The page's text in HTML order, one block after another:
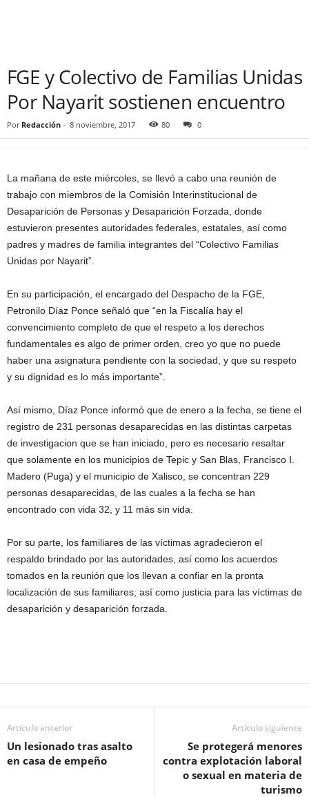
FGE y Colectivo de Familias Unidas
Por Nayarit sostienen encuentro
Por Redacción - 8 noviembre, 2017 80 0
La mañana de este miércoles, se llevó a cabo una reunión de
trabajo con miembros de la Comisión Interinstitucional de
Desaparición de Personas y Desaparición Forzada, donde
estuvieron presentes autoridades federales, estatales, así como
padres y madres de familia integrantes del “Colectivo Familias
Unidas por Nayarit”.
En su participación, el encargado del Despacho de la FGE,
Petronilo Díaz Ponce señaló que “en la Fiscalía hay el
convencimiento completo de que el respeto a los derechos
fundamentales es algo de primer orden, creo yo que no puede
haber una asignatura pendiente con la sociedad, y que su respeto
y su dignidad es lo más importante”.
Así mismo, Díaz Ponce informó que de enero a la fecha, se tiene el
registro de 231 personas desaparecidas en las distintas carpetas
de investigacion que se han iniciado, pero es necesario resaltar
que solamente en los municipios de Tepic y San Blas, Francisco I.
Madero (Puga) y el municipio de Xalisco, se concentran 229
personas desaparecidas, de las cuales a la fecha se han
encontrado con vida 32, y 11 más sin vida.
Por su parte, los familiares de las víctimas agradecieron el
respaldo brindado por las autoridades, así como los acuerdos
tomados en la reunión que los llevan a confiar en la pronta
localización de sus familiares; así como justicia para las víctimas de
desaparición y desaparición forzada.
Artículo anterior
Un lesionado tras asalto
en casa de empeño
Artículo siguiente
Se protegerá menores
contra explotación laboral
o sexual en materia de
turismo